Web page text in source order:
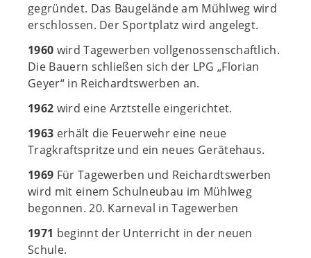
gegründet. Das Baugelände am Mühlweg wird
erschlossen. Der Sportplatz wird angelegt.
1960 wird Tagewerben vollgenossenschaftlich.
Die Bauern schließen sich der LPG „Florian
Geyer“ in Reichardtswerben an.
1962 wird eine Arztstelle eingerichtet.
1963 erhält die Feuerwehr eine neue
Tragkraftspritze und ein neues Gerätehaus.
1969 Für Tagewerben und Reichardtswerben
wird mit einem Schulneubau im Mühlweg
begonnen. 20. Karneval in Tagewerben
1971 beginnt der Unterricht in der neuen
Schule.